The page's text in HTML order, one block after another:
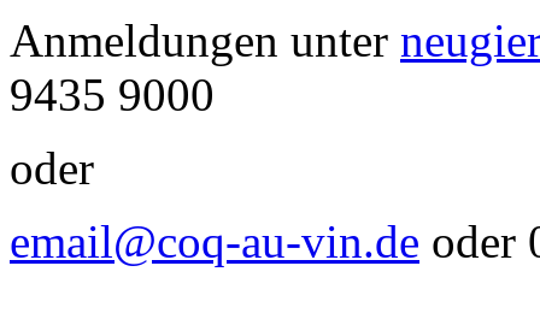
Anmeldungen unter
9435 9000
oder
email@coq-au-vin.de oder